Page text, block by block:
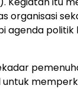
organisasi
agenda politik
untuk